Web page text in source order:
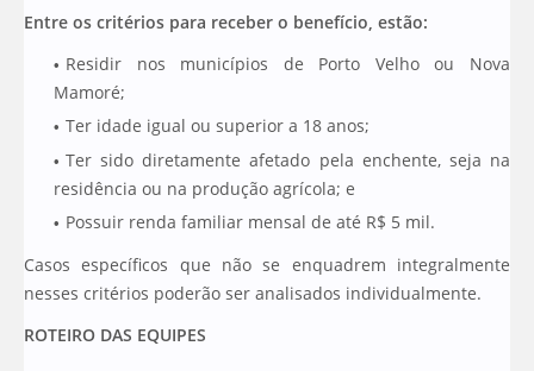
Entre os critérios para receber o benefício, estão:
Residir nos municípios de Porto Velho ou Nova
Mamoré;
Ter idade igual ou superior a 18 anos;
Ter sido diretamente afetado pela enchente, seja na
residência ou na produção agrícola; e
Possuir renda familiar mensal de até R$ 5 mil.
Casos específicos que não se enquadrem integralmente
nesses critérios poderão ser analisados individualmente.
ROTEIRO DAS EQUIPES